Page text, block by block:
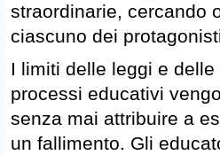
straordinarie, cercando
ciascuno dei
I limiti delle leggi e
processi educativi
senza mai attribuire a
un fallimento. Gli